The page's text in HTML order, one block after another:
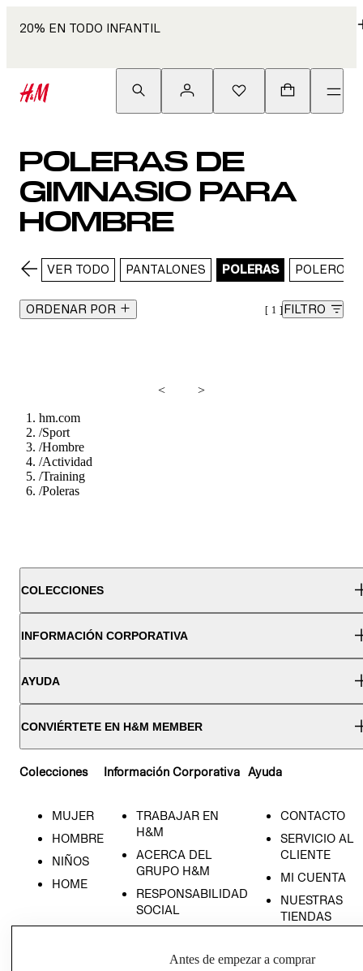
20% EN TODO INFANTIL
POLERAS DE
GIMNASIO PARA
HOMBRE
VER TODO PANTALONES POLERAS
ORDENAR POR 1 FILTRO
<
>
hm.com
/Sport
/Hombre
/Actividad
/Training
/Poleras
COLECCIONES
INFORMACIÓN CORPORATIVA
AYUDA
CONVIÉRTETE EN H&M MEMBER
Colecciones
MUJER
HOMBRE
NIÑOS
HOME
Información Corporativa
TRABAJAR EN
H&M
ACERCA DEL
GRUPO H&M
RESPONSABILIDAD
SOCIAL
RELACIÓN CON
Ayuda
CONTACTO
SERVICIO AL
CLIENTE
MI CUENTA
NUESTRAS
TIENDAS
- RETIRO EN
Antes de empezar a comprar